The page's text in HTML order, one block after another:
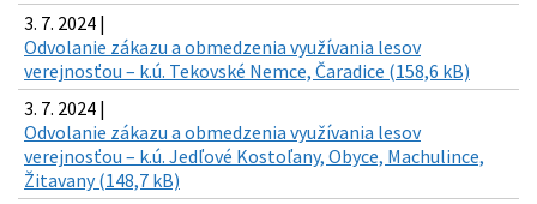
3. 7. 2024 |
Odvolanie zákazu a obmedzenia využívania lesov
verejnosťou – k.ú. Tekovské Nemce, Čaradice (158,6 kB)
3. 7. 2024 |
Odvolanie zákazu a obmedzenia využívania lesov
verejnosťou – k.ú. Jedľové Kostoľany, Obyce, Machulince,
Žitavany (148,7 kB)